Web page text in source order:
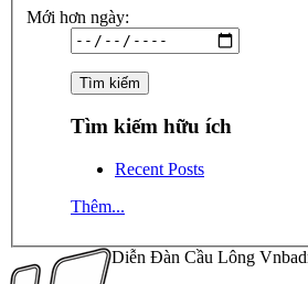
Mới hơn ngày:
Tìm kiếm hữu ích
Recent Posts
Thêm...
Diễn Đàn Cầu Lông